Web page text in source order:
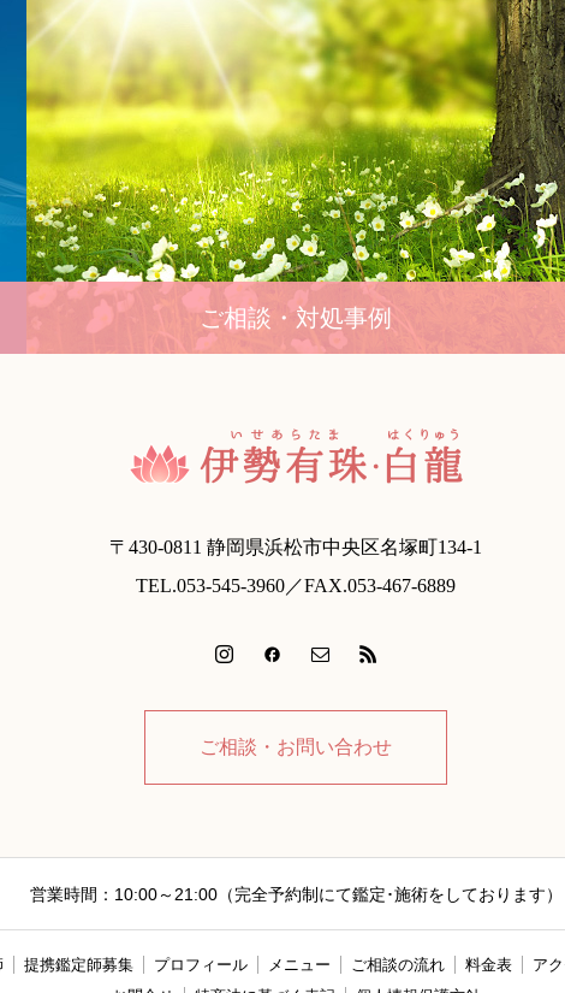
ご相談・対処事例
〒430-0811 静岡県浜松市中央区名塚町134-1
TEL.053-545-3960／FAX.053-467-6889
ご相談・お問い合わせ
営業時間：10:00～21:00（完全予約制にて鑑定･施術をしております）
提携鑑定師募集 プロフィール メニュー ご相談の流れ 料金表
ア